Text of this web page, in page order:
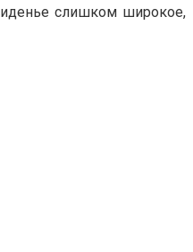
слишком широкое,